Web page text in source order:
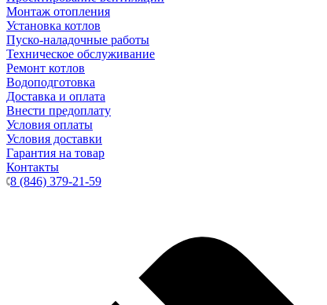
Монтаж отопления
Установка котлов
Пуско-наладочные работы
Техническое обслуживание
Ремонт котлов
Водоподготовка
Доставка и оплата
Внести предоплату
Условия оплаты
Условия доставки
Гарантия на товар
Контакты
8 (846) 379-21-59